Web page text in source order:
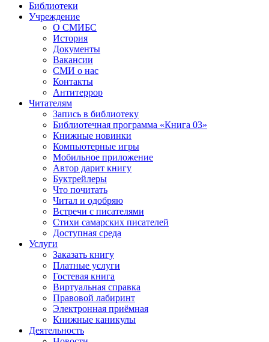
Библиотеки
Учреждение
О СМИБС
История
Документы
Вакансии
СМИ о нас
Контакты
Антитеррор
Читателям
Запись в библиотеку
Библиотечная программа «Книга 03»
Книжные новинки
Компьютерные игры
Мобильное приложение
Автор дарит книгу
Буктрейлеры
Что почитать
Читал и одобряю
Встречи с писателями
Стихи самарских писателей
Доступная среда
Услуги
Заказать книгу
Платные услуги
Гостевая книга
Виртуальная справка
Правовой лабиринт
Электронная приёмная
Книжные каникулы
Деятельность